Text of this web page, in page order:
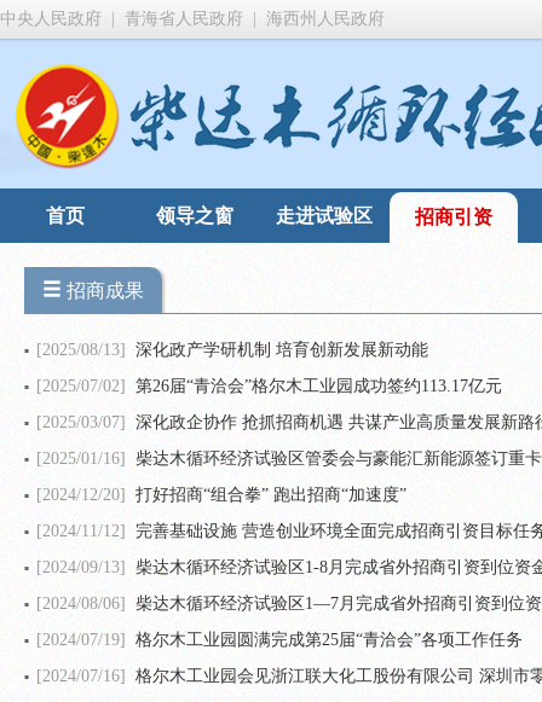
中央人民政府 青海省人民政府 海西州人民政府
首页 领导之窗 走进试验区 招商引资
招商成果
[2025/08/13] 深化政产学研机制 培育创新发展新动能
[2025/07/02] 第26届“青洽会”格尔木工业园成功签约113.17亿元
[2025/03/07] 深化政企协作 抢抓招商机遇 共谋产业高质量发展新路
[2025/01/16] 柴达木循环经济试验区管委会与豪能汇新能源签订重
[2024/12/20] 打好招商“组合拳” 跑出招商“加速度”
[2024/11/12] 完善基础设施 营造创业环境全面完成招商引资目标任
[2024/09/13]柴达木循环经济试验区1-8月完成省外招商引资到位资
[2024/08/06] 柴达木循环经济试验区1—7月完成省外招商引资到位
[2024/07/19] 格尔木工业园圆满完成第25届“青洽会”各项工作任务
[2024/07/16] 格尔木工业园会见浙江联大化工股份有限公司 深圳市